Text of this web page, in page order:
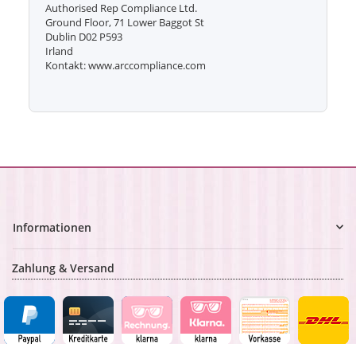
Authorised Rep Compliance Ltd.
Ground Floor, 71 Lower Baggot St
Dublin D02 P593
Irland
Kontakt: www.arccompliance.com
Informationen
Zahlung & Versand